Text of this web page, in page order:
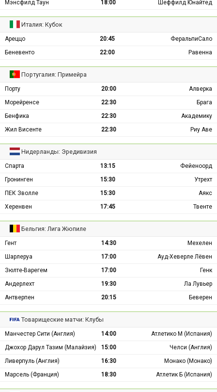
Мэнсфилд Таун 18:00 Шеффилд Юнайтед
Италия: Кубок
Ареццо 20:45
ФеральпиСало
Беневенто
22:00 Равенна
Португалия: Примейра
Порту 20:00
Алверка
Морейренсе
22:30
Брага
Бенфика
22:30
Академику
Жил Висенте
22:30 Риу Аве
Нидерланды: Эредивизия
Спарта 13:15
Фейеноорд
Гронинген
15:30
Утрехт
ПЕК Зволле
15:30
Аякс
Херенвен
17:45 Твенте
Бельгия: Лига Жюпиле
Гент 14:30
Мехелен
Шарлеруа
17:00
Ауд-Хеверле Лёвен
Зюлте-Варегем
17:00
Генк
Андерлехт
19:30
Ла Лувьер
Антверпен
20:15 Беверен
Товарищеские матчи: Клубы
Манчестер Сити (Англия) 14:00
Атлетико М (Испания)
Джохор Дарул Тазим (Малайзия)
15:00
Челси (Англия)
Ливерпуль (Англия)
16:30
Монако (Монако)
Марсель (Франция)
18:30 Атлетик Б (Испания)